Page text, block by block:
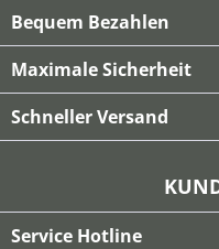
Bequem Bezahlen
Maximale Sicherheit
Schneller Versand
Service Hotline